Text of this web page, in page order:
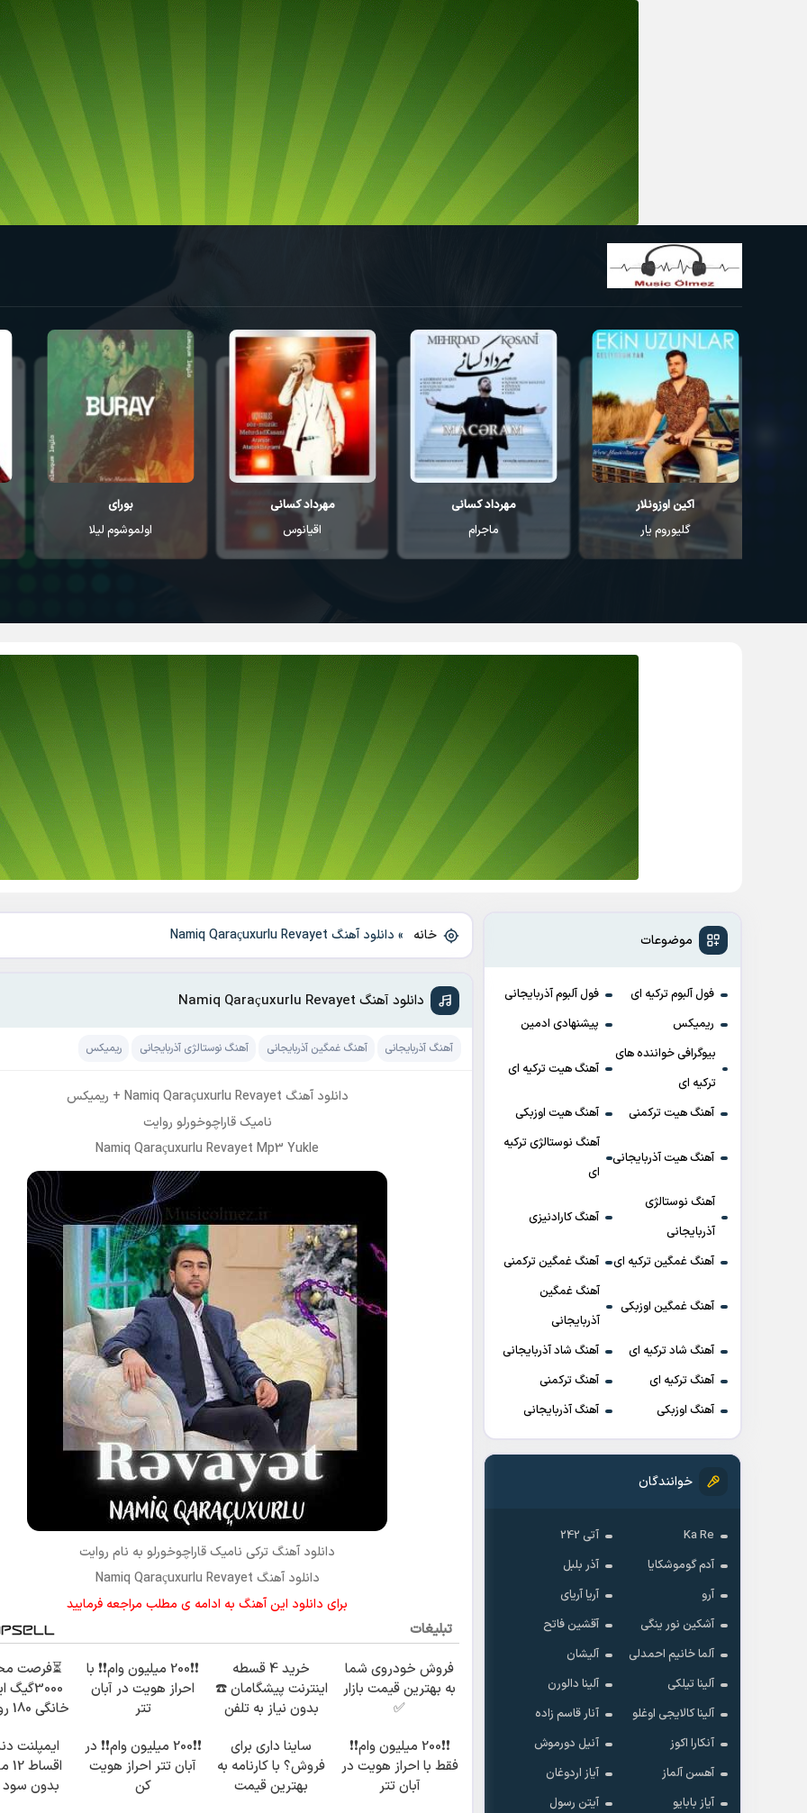
مهرداد کسانی
ماجرام
مهرداد کسانی
اقیانوس
بورای
اولموشوم لیلا
بیلال سونسس
باشا سار
موضوعات
فول آلبوم ترکیه ای
فول آلبوم آذربایجانی
ریمیکس
پیشنهادی ادمین
بیوگرافی خواننده های
ترکیه ای
آهنگ هیت ترکیه ای
آهنگ هیت ترکمنی آهنگ هیت اوزبکی
آهنگ هیت آذربایجانی
آهنگ نوستالژی ترکیه
ای
آهنگ نوستالژی
آذربایجانی
آهنگ کارادنیزی
آهنگ غمگین ترکیه ای آهنگ غمگین ترکمنی
آهنگ غمگین اوزبکی
آهنگ غمگین
آذربایجانی
آهنگ شاد ترکیه ای
آهنگ شاد آذربایجانی
آهنگ ترکیه ای
آهنگ ترکمنی
آهنگ اوزبکی
آهنگ آذربایجانی
خوانندگان
Ka Re
آتی 242
آدم گوموشکایا
آذر بلبل
آرو
آریا آریای
آشکین نور ینگی
آقشین فاتح
آلما خانیم احمدلی
آلیشان
آلینا تیلکی
آلینا دالورن
آلینا کالایجی اوغلو
آنار قاسم زاده
آنکارا اکوز
آنیل دورموش
آهسن آلماز
آیاز اردوغان
آیاز بابایو
آیتن رسول
خانه » دانلود آهنگ Namiq Qaraçuxurlu Revayet
دانلود آهنگ Namiq Qaraçuxurlu Revayet
آهنگ آذربایجانی آهنگ غمگین آذربایجانی آهنگ نوستالژی آذربایجانی ریمیکس
دانلود آهنگ Namiq Qaraçuxurlu Revayet + ریمیکس
نامیک قاراچوخورلو روایت
Namiq Qaraçuxurlu Revayet Mp3 Yukle
دانلود آهنگ ترکی نامیک قاراچوخورلو به نام روایت
دانلود آهنگ Namiq Qaraçuxurlu Revayet
برای دانلود این آهنگ به ادامه ی مطلب مراجعه فرمایید
تبلیغات
فروش خودروی شما
به بهترین قیمت بازار
✅
خرید 4 قسطه
اینترنت پیشگامان ☎️
بدون نیاز به تلفن
❗❗200 میلیون وام❗❗ با
احراز هویت در آبان
تتر
⏳فرصت
❗❗200 میلیون وام❗❗
فقط با احراز هویت در
آبان تتر
ساینا داری برای
فروش؟ با کارنامه به
بهترین قیمت
❗❗200 میلیون وام❗❗ در
آبان تتر احراز هویت
کن
ایمپلنت
بدون